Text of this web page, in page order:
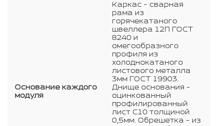
Основание каждого
модуля
Каркас - сварная
рама из
горячекатаного
швеллера 12П ГОСТ
8240 и
омегообразного
профиля из
холоднокатаного
листового металла
3мм ГОСТ 19903.
Днище основания -
оцинкованный
профилированный
лист С10 толщиной
0,5мм. Обрешетка - из